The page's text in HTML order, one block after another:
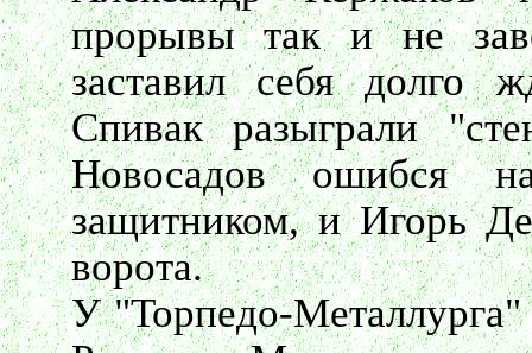
прорывы так и не
заставил себя долго
Спивак разыграли
Новосадов ошибся
защитником, и Игорь
ворота.
У "Торпедо-